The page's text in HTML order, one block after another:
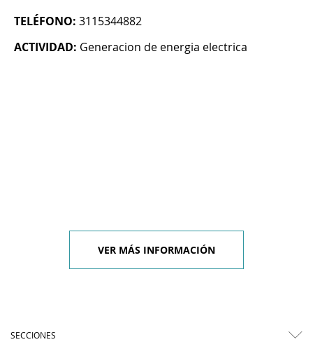
TELÉFONO: 3115344882
ACTIVIDAD: Generacion de energia electrica
VER MÁS INFORMACIÓN
SECCIONES